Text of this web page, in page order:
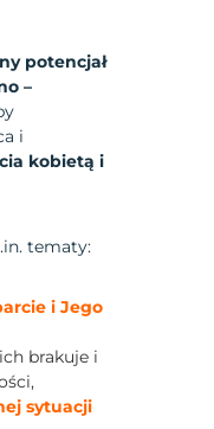
potencjał
–
i
kobietą i
tematy:
i Jego
brakuje i
,
sytuacji